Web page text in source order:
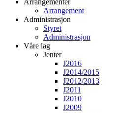
Arrangementer
Arrangement
Administrasjon
Styret
Administrasjon
Våre lag
Jenter
J2016
J2014/2015
J2012/2013
J2011
J2010
J2009